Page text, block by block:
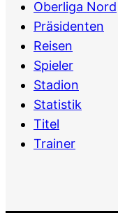
Oberliga Nord
Präsidenten
Reisen
Spieler
Stadion
Statistik
Titel
Trainer